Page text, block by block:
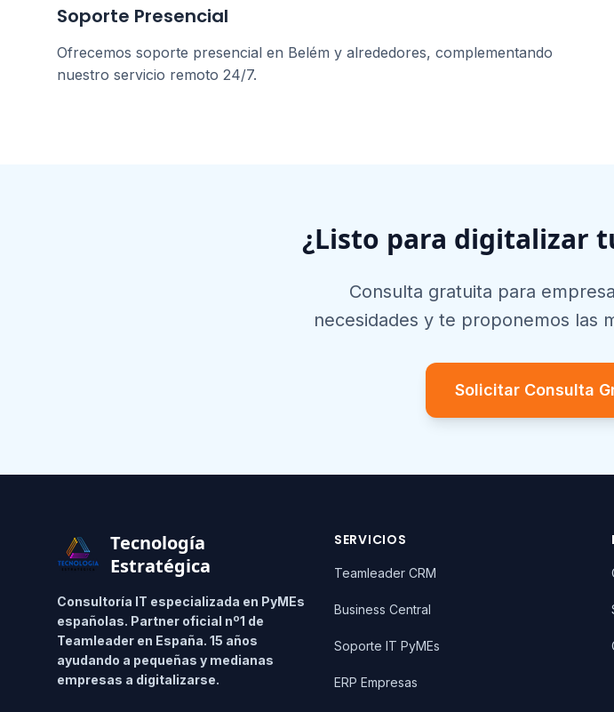
Soporte Presencial
Ofrecemos soporte presencial en Belém y alrededores, complementando
nuestro servicio remoto 24/7.
¿Listo para digitalizar
Consulta gratuita para
necesidades y te proponemos las
Solicitar Consulta
Tecnología
Estratégica
Consultoría IT especializada en PyMEs
españolas. Partner oficial nº1 de
Teamleader en España. 15 años
ayudando a pequeñas y medianas
empresas a digitalizarse.
SERVICIOS
Teamleader CRM
Business Central
Soporte IT PyMEs
ERP Empresas